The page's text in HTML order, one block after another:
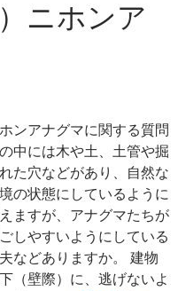
ニホンア
ンアナグマに関する質問
中には木や土、土管や掘
た穴などがあり、自然な
の状態にしているように
ますが、アナグマたちが
しやすいようにしている
などありますか。 建物
（壁際）に、逃げないよ